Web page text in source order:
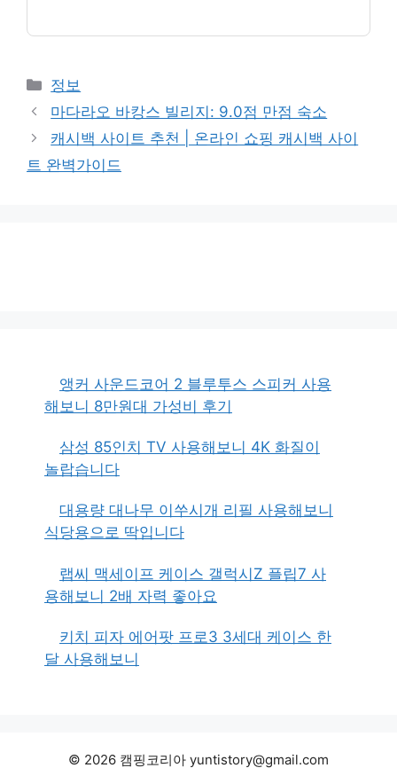
카
테
고
리
정보
마다라오 바캉스 빌리지: 9.0점 만점 숙소
캐시백 사이트 추천 | 온라인 쇼핑 캐시백 사이
트 완벽가이드
앵커 사운드코어 2 블루투스 스피커 사용
해보니 8만원대 가성비 후기
삼성 85인치 TV 사용해보니 4K 화질이
놀랍습니다
대용량 대나무 이쑤시개 리필 사용해보니
식당용으로 딱입니다
랩씨 맥세이프 케이스 갤럭시Z 플립7 사
용해보니 2배 자력 좋아요
키치 피자 에어팟 프로3 3세대 케이스 한
달 사용해보니
© 2026 캠핑코리아 yuntistory@gmail.com